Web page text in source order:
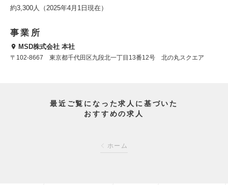
約3,300人（2025年4月1日現在）
事業所
MSD株式会社 本社
〒102-8667 東京都千代田区九段北一丁目13番12号 北の丸スクエア
最近ご覧になった求人に基づいた
おすすめの求人
ホーム